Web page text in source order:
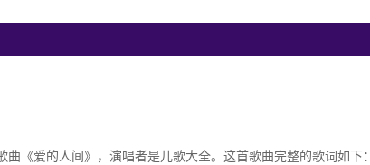
《爱的人间》，演唱者是儿歌大全。这首歌曲完整的歌词如下：